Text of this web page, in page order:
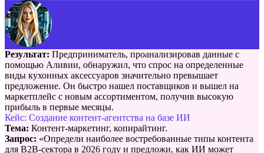
Результат: Предприниматель, проанализировав данные с
помощью Аливии, обнаружил, что спрос на определенные
виды кухонных аксессуаров значительно превышает
предложение. Он быстро нашел поставщиков и вышел на
маркетплейс с новым ассортиментом, получив высокую
прибыль в первые месяцы.
Кейс: Создание контент-агентства на базе ИИ
Тема: Контент-маркетинг, копирайтинг.
Запрос: «Определи наиболее востребованные типы контента
для B2B-сектора в 2026 году и предложи, как ИИ может